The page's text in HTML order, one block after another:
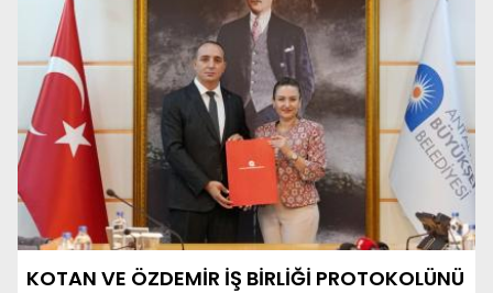
KOTAN VE ÖZDEMİR İŞ BİRLİĞİ PROTOKOLÜNÜ